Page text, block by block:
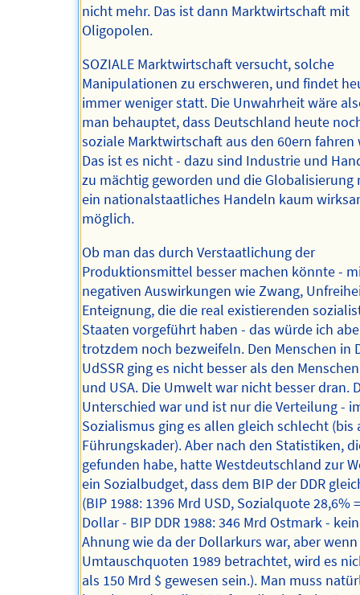
nicht mehr. Das ist dann Marktwirtschaft mit
Oligopolen.
SOZIALE Marktwirtschaft versucht, solche
Manipulationen zu erschweren, und findet
immer weniger statt. Die Unwahrheit wäre
man behauptet, dass Deutschland heute
soziale Marktwirtschaft aus den 60ern fahren
Das ist es nicht - dazu sind Industrie und
zu mächtig geworden und die Globalisierung
ein nationalstaatliches Handeln kaum
möglich.
Ob man das durch Verstaatlichung der
Produktionsmittel besser machen könnte -
negativen Auswirkungen wie Zwang,
Enteignung, die die real existierenden
Staaten vorgeführt haben - das würde ich
trotzdem noch bezweifeln. Den Menschen in
UdSSR ging es nicht besser als den
und USA. Die Umwelt war nicht besser dran.
Unterschied war und ist nur die Verteilung -
Sozialismus ging es allen gleich schlecht (bis
Führungskader). Aber nach den Statistiken,
gefunden habe, hatte Westdeutschland zur
ein Sozialbudget, dass dem BIP der DDR
(BIP 1988: 1396 Mrd USD, Sozialquote 28,6%
Dollar - BIP DDR 1988: 346 Mrd Ostmark -
Ahnung wie da der Dollarkurs war, aber
Umtauschquoten 1989 betrachtet, wird es
als 150 Mrd $ gewesen sein.). Man muss